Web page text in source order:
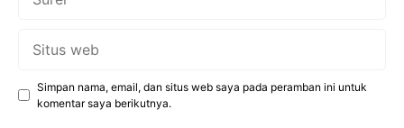
Simpan nama, email, dan situs web saya pada peramban ini untuk
komentar saya berikutnya.